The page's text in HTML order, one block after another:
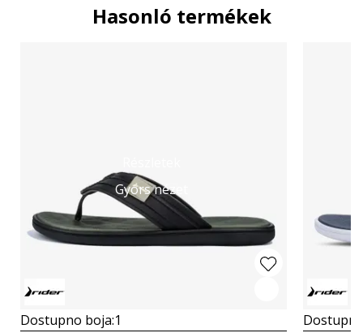
Hasonló termékek
Gyors nézet
Dostupno boja:1